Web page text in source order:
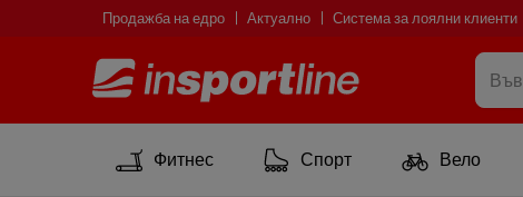
Продажба на едро Актуално Система за лоялни клиенти
Фитнес Спорт Вело